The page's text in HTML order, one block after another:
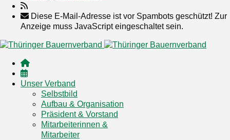
Diese E-Mail-Adresse ist vor Spambots geschützt! Zur
Anzeige muss JavaScript eingeschaltet sein.
Unser Verband
Selbstbild
Aufbau & Organisation
Präsident & Vorstand
Mitarbeiterinnen &
Mitarbeiter